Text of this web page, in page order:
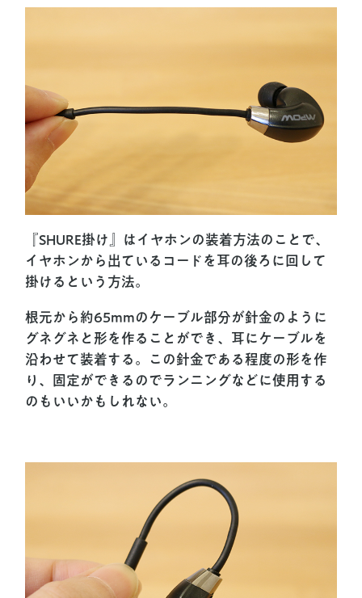
『SHURE掛け』はイヤホンの装着方法のことで、
イヤホンから出ているコードを耳の後ろに回して
掛けるという方法。
根元から約65mmのケーブル部分が針金のように
グネグネと形を作ることができ、耳にケーブルを
沿わせて装着する。この針金である程度の形を作
り、固定ができるのでランニングなどに使用する
のもいいかもしれない。